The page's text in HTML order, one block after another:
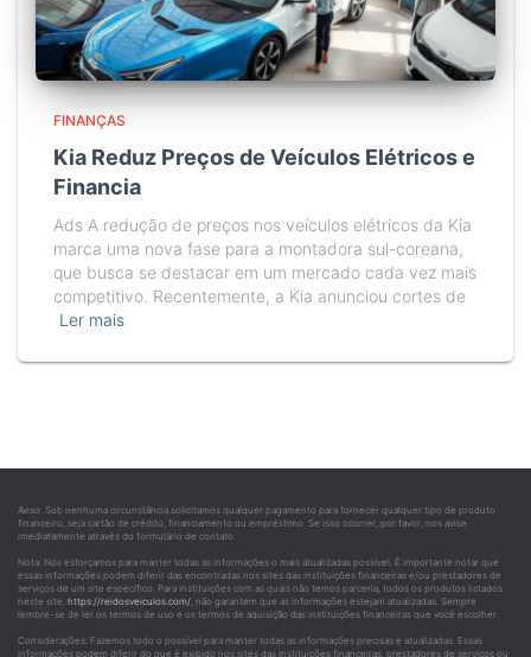
FINANÇAS
Kia Reduz Preços de Veículos Elétricos e
Financia
Ads A redução de preços nos veículos elétricos da Kia
marca uma nova fase para a montadora sul-coreana,
que busca se destacar em um mercado cada vez mais
competitivo. Recentemente, a Kia anunciou cortes de
Ler mais
Aviso: Sob nenhuma circunstância solicitamos qualquer pagamento para fornecer qualquer tipo de produto
financeiro, seja cartão de crédito, financiamento ou empréstimo. Se isso ocorrer, por favor, nos avise
imediatamente através do formulário de contato.
Nota: Nos esforçamos para manter todas as informações o mais atualizadas possível. É importante notar que
essas informações podem diferir das encontradas nos sites das instituições financeiras e/ou prestadores de
serviços de um site específico. Para instituições com as quais não temos parceria, todos os produtos listados
neste site, https://reidosveiculos.com/, não garantem que as informações estejam atualizadas. Sempre
lembre-se de ler os termos de uso e os termos de aquisição das instituições financeiras que você escolher.
Considerações: Fazemos todo o possível para manter todas as informações precisas e atualizadas. Essas
informações podem diferir do que é exibido nos sites das instituições financeiras, prestadores de serviços ou